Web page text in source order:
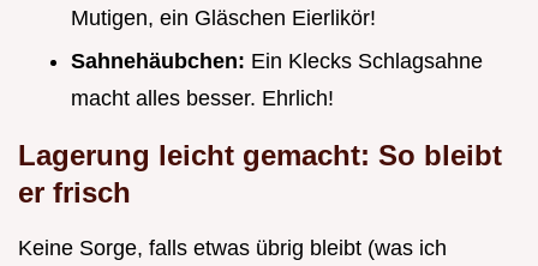
Mutigen, ein Gläschen Eierlikör!
Sahnehäubchen: Ein Klecks Schlagsahne
macht alles besser. Ehrlich!
Lagerung leicht gemacht: So bleibt
er frisch
Keine Sorge, falls etwas übrig bleibt (was ich